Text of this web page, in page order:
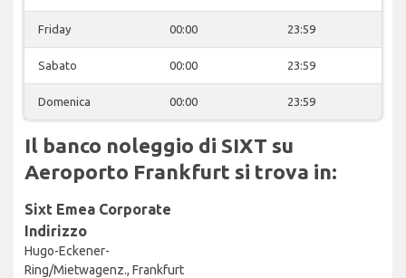
Friday 00:00 23:59
Sabato 00:00 23:59
Domenica 00:00 23:59
Il banco noleggio di SIXT su
Aeroporto Frankfurt si trova in:
Sixt Emea Corporate
Indirizzo
Hugo-Eckener-
Ring/Mietwagenz., Frankfurt